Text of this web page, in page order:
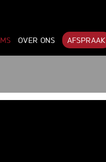
OVER ONS AFSPRAAK